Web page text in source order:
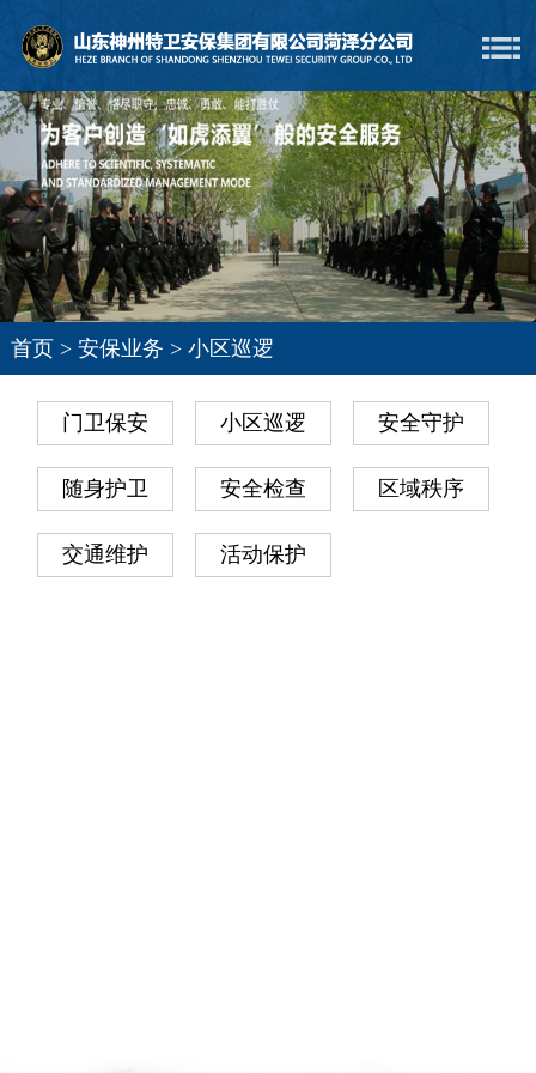
首页> 安保业务 > 小区巡逻
门卫保安 小区巡逻 安全守护
随身护卫 安全检查 区域秩序
交通维护 活动保护